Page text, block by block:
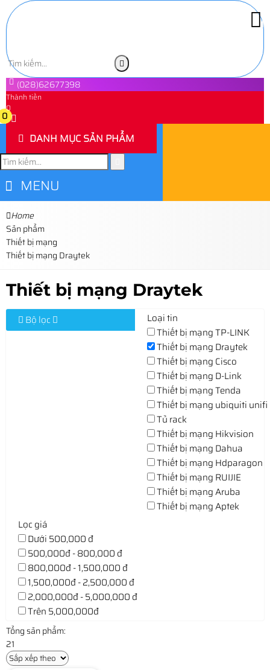
(028)62677398
Thành tiền
0
0
DANH MỤC SẢN PHẨM
MENU
Home
Sản phẩm
Thiết bị mạng
Thiết bị mạng Draytek
Thiết bị mạng Draytek
Bộ lọc
Loại tin
Thiết bị mạng TP-LINK
Thiết bị mạng Draytek
Thiết bị mạng Cisco
Thiết bị mạng D-Link
Thiết bị mạng Tenda
Thiết bị mạng ubiquiti unifi
Tủ rack
Thiết bị mạng Hikvision
Thiết bị mạng Dahua
Thiết bị mạng Hdparagon
Thiết bị mạng RUIJIE
Thiết bị mạng Aruba
Thiết bị mạng Aptek
Lọc giá
Dưới 500,000 đ
500,000đ - 800,000 đ
800,000đ - 1,500,000 đ
1,500,000đ - 2,500,000 đ
2,000,000đ - 5,000,000 đ
Trên 5,000,000đ
Tổng sản phẩm:
21